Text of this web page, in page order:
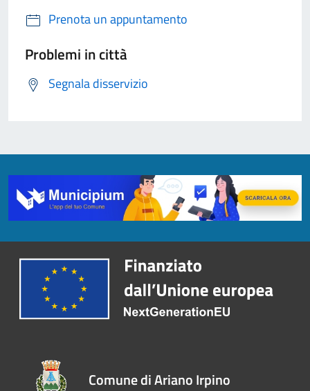
Prenota un appuntamento
Problemi in città
Segnala disservizio
Comune di Ariano Irpino